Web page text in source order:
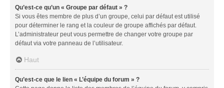
Qu’est-ce qu’un « Groupe par défaut » ?
Si vous êtes membre de plus d’un groupe, celui par défaut est utilisé
pour déterminer le rang et la couleur de groupe affichés par défaut.
L’administrateur peut vous permettre de changer votre groupe par
défaut via votre panneau de l’utilisateur.
Haut
Qu’est-ce que le lien « L’équipe du forum » ?